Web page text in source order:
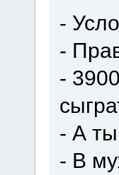
-
-
-
- А
- В